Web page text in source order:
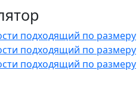
подходящий по размеру
подходящий по размеру
подходящий по размеру